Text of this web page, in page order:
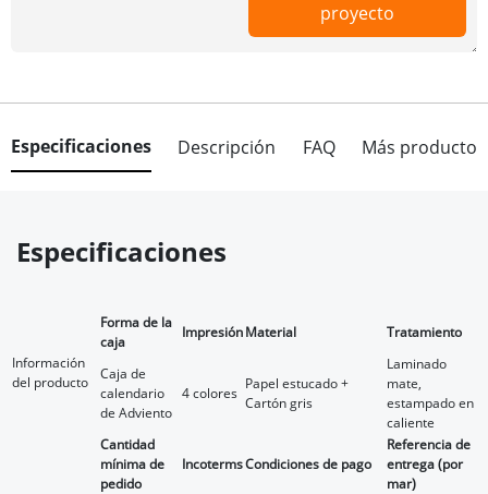
proyecto
Especificaciones Descripción FAQ Más producto
Especificaciones
Información
del producto
Forma de la
caja
ImpresiónMaterial Tratamiento
Caja de
calendario
de Adviento
4 colores
Papel estucado +
Cartón gris
Laminado
mate,
estampado en
caliente
Cantidad
mínima de
pedido
IncotermsCondiciones de pago
Referencia de
entrega (por
mar)